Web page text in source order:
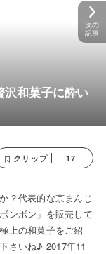
沢和菓子に酔い
次の
記事
クリップ 17
？代表的な京まんじ
ンボン」を販売して
上の和菓子をご紹
さいね♪ 2017年11